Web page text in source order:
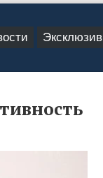
Эксклюзив